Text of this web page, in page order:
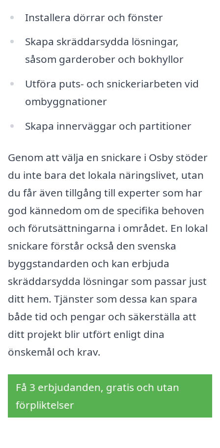
Installera dörrar och fönster
Skapa skräddarsydda lösningar,
såsom garderober och bokhyllor
Utföra puts- och snickeriarbeten vid
ombyggnationer
Skapa innerväggar och partitioner
Genom att välja en snickare i Osby stöder
du inte bara det lokala näringslivet, utan
du får även tillgång till experter som har
god kännedom om de specifika behoven
och förutsättningarna i området. En lokal
snickare förstår också den svenska
byggstandarden och kan erbjuda
skräddarsydda lösningar som passar just
ditt hem. Tjänster som dessa kan spara
både tid och pengar och säkerställa att
ditt projekt blir utfört enligt dina
önskemål och krav.
Få 3 erbjudanden, gratis och utan
förpliktelser